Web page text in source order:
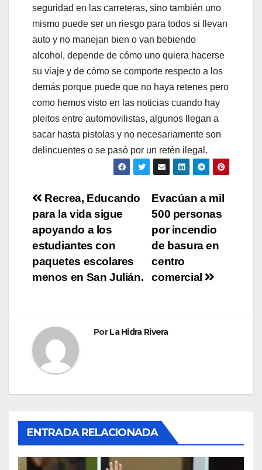
seguridad en las carreteras, sino también uno
mismo puede ser un riesgo para todos si llevan
auto y no manejan bien o van bebiendo
alcohol, depende de cómo uno quiera hacerse
su viaje y de cómo se comporte respecto a los
demás porque puede que no haya retenes pero
como hemos visto en las noticias cuando hay
pleitos entre automovilistas, algunos llegan a
sacar hasta pistolas y no necesariamente son
delincuentes o se pasó por un retén ilegal.
Navegación
de
entradas
Evacúan a mil
500 personas
por incendio
de basura en
centro
comercial
Recrea, Educando
para la vida sigue
apoyando a los
estudiantes con
paquetes escolares
menos en San Julián.
PorLa Hidra Rivera
ENTRADA RELACIONADA